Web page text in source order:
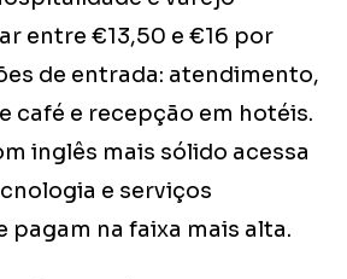
entre €13,50 e €16 por
de entrada: atendimento,
café e recepção em hotéis.
inglês mais sólido acessa
e serviços
pagam na faixa mais alta.